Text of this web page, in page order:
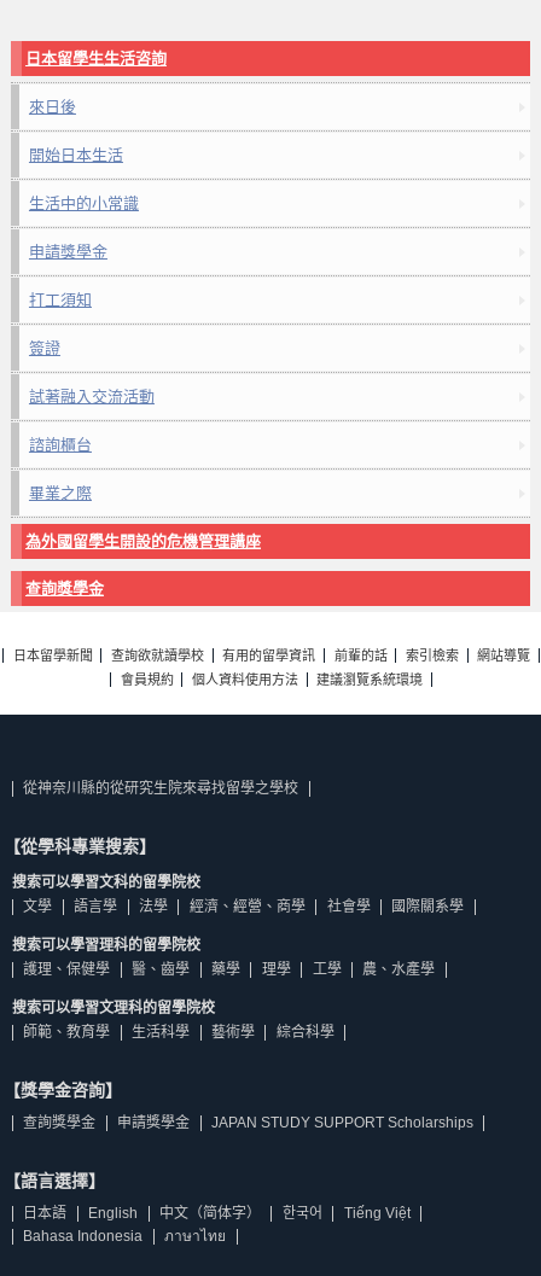
日本留學生生活咨詢
來日後
開始日本生活
生活中的小常識
申請獎學金
打工須知
簽證
試著融入交流活動
諮詢櫃台
畢業之際
為外國留學生開設的危機管理講座
查詢獎學金
日本留學新聞 查詢欲就讀學校 有用的留學資訊 前輩的話 索引檢索
網站導覽
會員規約
個人資料使用方法 建議瀏覽系統環境
從神奈川縣的從研究生院來尋找留學之學校
【從學科專業搜索】
搜索可以學習文科的留學院校
文學
語言學 法學 經濟、經營、商學 社會學 國際關系學
搜索可以學習理科的留學院校
護理、保健學
醫、齒學 藥學 理學 工學 農、水產學
搜索可以學習文理科的留學院校
師範、教育學
生活科學 藝術學 綜合科學
【獎學金咨詢】
查詢獎學金 申請獎學金 JAPAN STUDY SUPPORT Scholarships
【語言選擇】
日本語 English 中文（简体字） 한국어
Tiếng Việt
Bahasa Indonesia
ภาษาไทย